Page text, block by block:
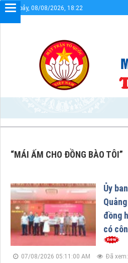
Thứ bảy, 08/08/2026, 18:22
Chào mừng bạn đến với Cổng thông
“MÁI ẤM CHO ĐỒNG BÀO TÔI”
Ủy
đồng
có
07/08/2026 05:11:00 AM Đã xem: